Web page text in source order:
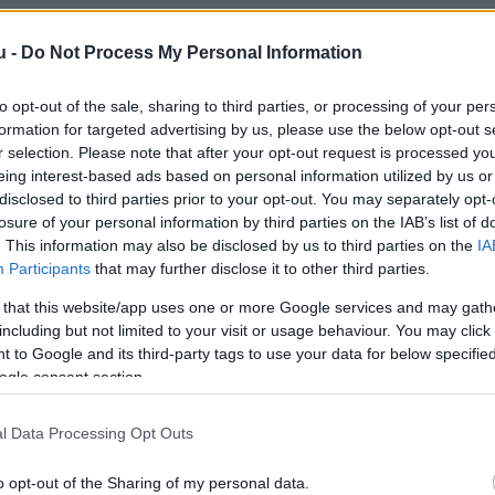
- Do Not Process My Personal Information
opt-out of the sale, sharing to third parties, or processing of your
for targeted advertising by us, please use the below opt-out
selection. Please note that after your opt-out request is processed
interest-based ads based on personal information utilized by us
to third parties prior to your opt-out. You may separately
of your personal information by third parties on the IAB’s list of
This information may also be disclosed by us to third parties on the
Participants that may further disclose it to other third parties.
that this website/app uses one or more Google services and may
but not limited to your visit or usage behaviour. You may
to Google and its third-party tags to use your data for below
consent section.
Data Processing Opt Outs
opt-out of the Sharing of my personal data.
éllovas és a Hungaroringen
szemben.
Russell,a Mercedes brit versenyzője zárta a
Charles Leclerc negyedik lett a Ferrarival.
kanyarba gond nélkül fordult be az első
jött ki nagyon rosszul, a mögötte érkezők
(Aston Martin) – is meg tudták előzni,
túlságosan jól.
az ötödik körben így Leclerc, Piastri, Russell,
a nyolcadik pozícióból startolt, címvédő
Így Gabriel Bortoleto (Sauber) mögött
majd a 18. kör végén Piastri a